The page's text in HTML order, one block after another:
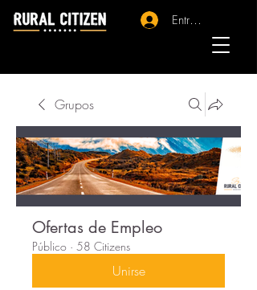
Entrar - Registro
Grupos
Ofertas de Empleo
Público · 58 Citizens
Unirse